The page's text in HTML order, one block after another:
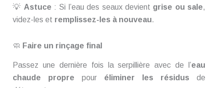
💡 Astuce : Si l’eau des seaux devient grise ou sale,
videz-les et remplissez-les à nouveau.
🧼 Faire un rinçage final
Passez une dernière fois la serpillière avec de l’eau
chaude propre pour éliminer les résidus de